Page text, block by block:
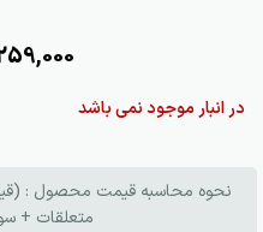
در انبار موجود نمی باشد
نحوه محاسبه قیمت محصول :
متعلقات + سود + 10٪